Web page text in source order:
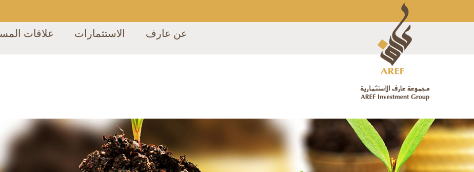
عن عارف الاستثمارات علاقات